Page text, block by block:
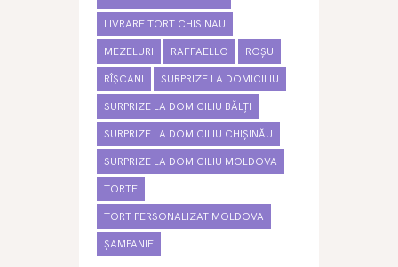
LIVRARE TORT CHISINAU
MEZELURI RAFFAELLO ROȘU
RÎȘCANI SURPRIZE LA DOMICILIU
SURPRIZE LA DOMICILIU BĂLȚI
SURPRIZE LA DOMICILIU CHIȘINĂU
SURPRIZE LA DOMICILIU MOLDOVA
TORTE
TORT PERSONALIZAT MOLDOVA
ȘAMPANIE